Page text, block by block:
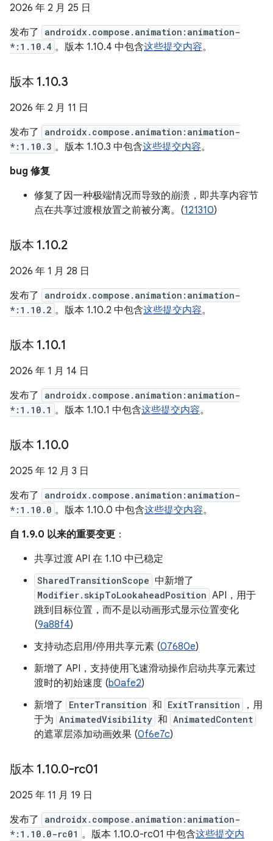
2026 年 2 月 25 日
发布了
androidx.compose.animation:animation-
*:1.10.4 。版本 1.10.4 中包含这些提交内容。
版本 1.10.3
2026 年 2 月 11 日
发布了
androidx.compose.animation:animation-
*:1.10.3 。版本 1.10.3 中包含这些提交内容。
bug 修复
修复了因一种极端情况而导致的崩溃，即共享内容节
点在共享过渡根放置之前被分离。(121310)
版本 1.10.2
2026 年 1 月 28 日
发布了
androidx.compose.animation:animation-
*:1.10.2 。版本 1.10.2 中包含这些提交内容。
版本 1.10.1
2026 年 1 月 14 日
发布了
androidx.compose.animation:animation-
*:1.10.1 。版本 1.10.1 中包含这些提交内容。
版本 1.10.0
2025 年 12 月 3 日
发布了
androidx.compose.animation:animation-
*:1.10.0 。版本 1.10.0 中包含这些提交内容。
自 1.9.0 以来的重要变更 ：
共享过渡 API 在 1.10 中已稳定
SharedTransitionScope 中新增了
Modifier.skipToLookaheadPosition API，用于
跳到目标位置，而不是以动画形式显示位置变化
(9a88f4)
支持动态启用/停用共享元素 (07680e)
新增了 API，支持使用飞速滑动操作启动共享元素过
渡时的初始速度 (b0afe2)
新增了
EnterTransition 和 ExitTransition
，用
于为 AnimatedVisibility 和 AnimatedContent
的遮罩层添加动画效果 (0f6e7c)
版本 1.10.0-rc01
2025 年 11 月 19 日
发布了
androidx.compose.animation:animation-
*:1.10.0-rc01 。版本 1.10.0-rc01 中包含这些提交内